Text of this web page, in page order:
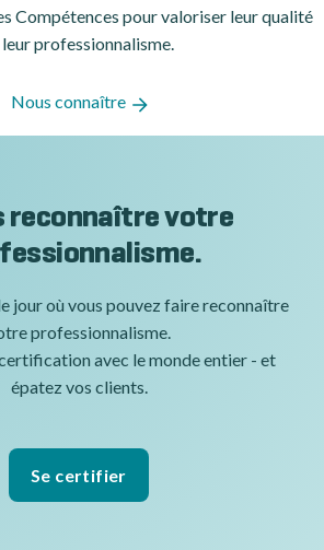
Compétences pour valoriser leur qualité
professionnalisme.
Nous connaître
reconnaître votre
jour où vous pouvez faire reconnaître
professionnalisme.
avec le monde entier - et
épatez vos clients.
Se certifier